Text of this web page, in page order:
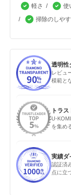
軽さ 使
掃除のしや
透明性
レビュ
模範と
トラ
U-
を集め
実績ダ
認証済
点に立